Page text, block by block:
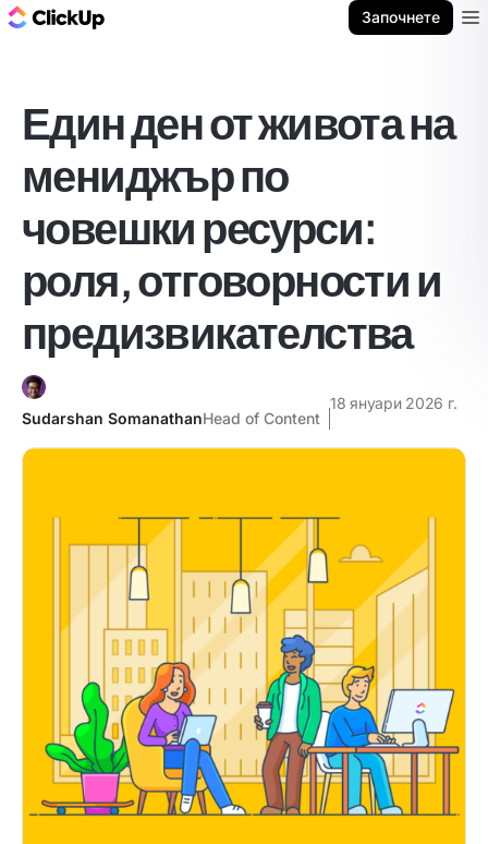
Започнете
Един ден от живота на
мениджър по
човешки ресурси:
роля, отговорности и
предизвикателства
Sudarshan SomanathanHead of Content
18 януари 2026 г.